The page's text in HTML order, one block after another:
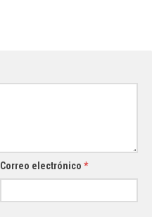
Correo electrónico*